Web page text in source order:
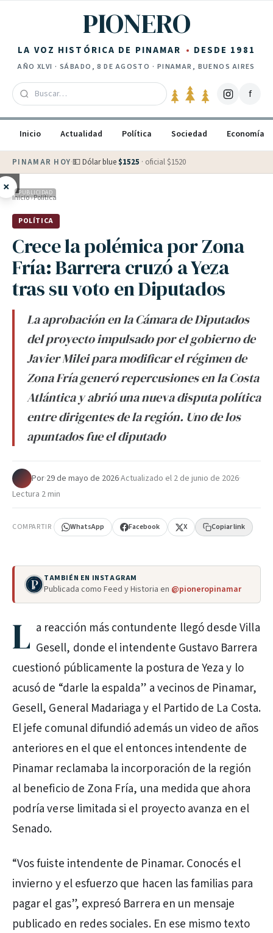
PIONERO
LA VOZ HISTÓRICA DE PINAMAR DESDE 1981
AÑO XLVI · SÁBADO, 8 DE AGOSTO · PINAMAR, BUENOS AIRES
f
Inicio Actualidad Política Sociedad Economía
PINAMAR HOY·💵 Dólar blue $1525 · oficial $1520
× PUBLICIDAD
Inicio›Política
POLÍTICA
Crece la polémica por Zona
Fría: Barrera cruzó a Yeza
tras su voto en Diputados
La aprobación en la Cámara de Diputados
del proyecto impulsado por el gobierno de
Javier Milei para modificar el régimen de
Zona Fría generó repercusiones en la Costa
Atlántica y abrió una nueva disputa política
entre dirigentes de la región. Uno de los
apuntados fue el diputado
Por·29 de mayo de 2026·Actualizado el 2 de junio de 2026·
Lectura 2 min
COMPARTIR WhatsApp Facebook X Copiar link
TAMBIÉN EN INSTAGRAM
Publicada como Feed y Historia en @pioneropinamar
L a reacción más contundente llegó desde Villa
Gesell, donde el intendente Gustavo Barrera
cuestionó públicamente la postura de Yeza y lo
acusó de “darle la espalda” a vecinos de Pinamar,
Gesell, General Madariaga y el Partido de La Costa.
El jefe comunal difundió además un video de años
anteriores en el que el entonces intendente de
Pinamar reclamaba la incorporación de la región
al beneficio de Zona Fría, una medida que ahora
podría verse limitada si el proyecto avanza en el
Senado.
“Vos fuiste intendente de Pinamar. Conocés el
invierno y el esfuerzo que hacen las familias para
pagar el gas”, expresó Barrera en un mensaje
publicado en redes sociales. En ese mismo texto